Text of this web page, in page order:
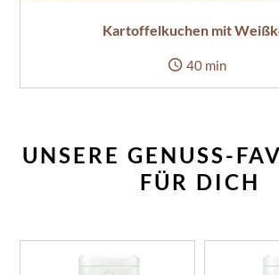
Kartoffelkuchen mit
40 min
UNSERE GENUSS-
FÜR DICH